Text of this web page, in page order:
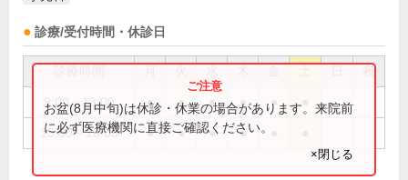
診療/受付時間・休診日
祝
9:00～13:00 ● ● ● ● ●
15:00～18:00 ● ● ● ●
お盆(8月中旬)は休診・休業の場合があります。来院前
に必ず医療機関に直接ご確認ください。
×閉じる